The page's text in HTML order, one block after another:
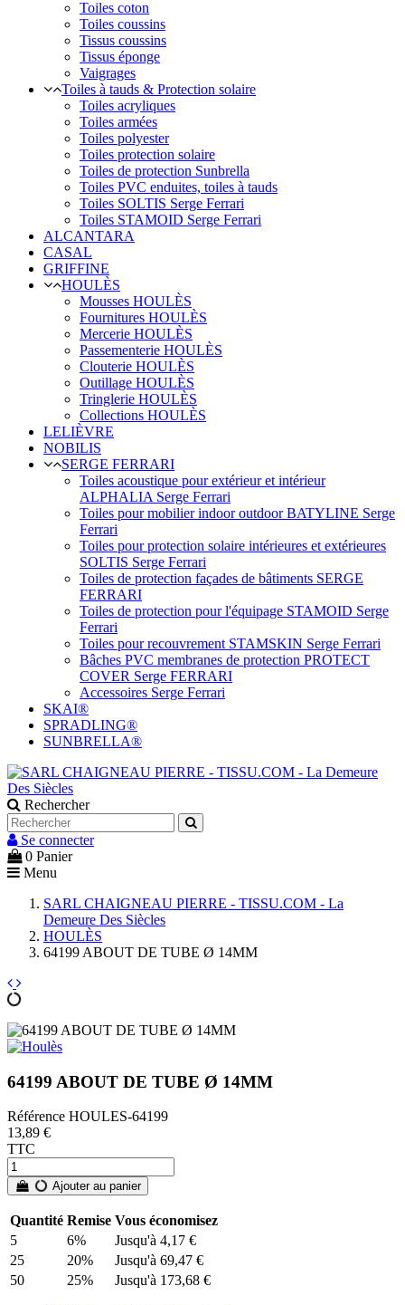
Toiles coton
Toiles coussins
Tissus coussins
Tissus éponge
Vaigrages
Toiles à tauds & Protection solaire
Toiles acryliques
Toiles armées
Toiles polyester
Toiles protection solaire
Toiles de protection Sunbrella
Toiles PVC enduites, toiles à tauds
Toiles SOLTIS Serge Ferrari
Toiles STAMOID Serge Ferrari
ALCANTARA
CASAL
GRIFFINE
HOULÈS
Mousses HOULÈS
Fournitures HOULÈS
Mercerie HOULÈS
Passementerie HOULÈS
Clouterie HOULÈS
Outillage HOULÈS
Tringlerie HOULÈS
Collections HOULÈS
LELIÈVRE
NOBILIS
SERGE FERRARI
Toiles acoustique pour extérieur et intérieur
ALPHALIA Serge Ferrari
Toiles pour mobilier indoor outdoor BATYLINE Serge
Ferrari
Toiles pour protection solaire intérieures et extérieures
SOLTIS Serge Ferrari
Toiles de protection façades de bâtiments SERGE
FERRARI
Toiles de protection pour l'équipage STAMOID Serge
Ferrari
Toiles pour recouvrement STAMSKIN Serge Ferrari
Bâches PVC membranes de protection PROTECT
COVER Serge FERRARI
Accessoires Serge Ferrari
SKAI®
SPRADLING®
SUNBRELLA®
Rechercher
Se connecter
0 Panier
Menu
SARL CHAIGNEAU PIERRE - TISSU.COM - La
Demeure Des Siècles
HOULÈS
64199 ABOUT DE TUBE Ø 14MM
64199 ABOUT DE TUBE Ø 14MM
Référence HOULES-64199
13,89 €
TTC
Ajouter au panier
Quantité Remise Vous économisez
5
6%
Jusqu'à 4,17 €
25
20%
Jusqu'à 69,47 €
50
25% Jusqu'à 173,68 €